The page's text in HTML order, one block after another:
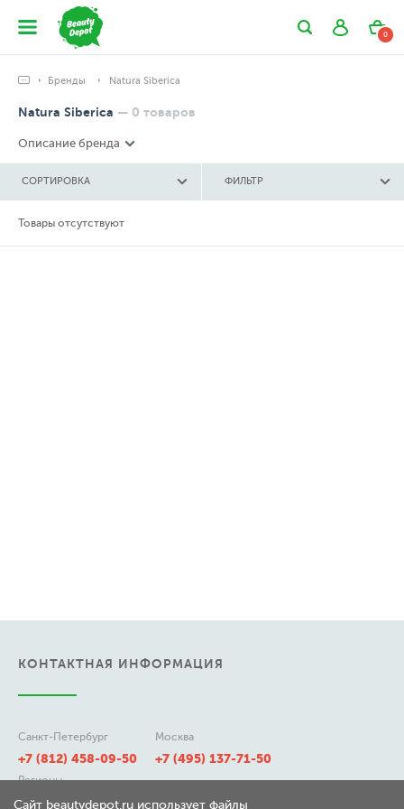
0
Бренды Natura Siberica
Natura Siberica — 0 товаров
Описание бренда
СОРТИРОВКА ФИЛЬТР
Товары отсутствуют
КОНТАКТНАЯ ИНФОРМАЦИЯ
Санкт-Петербург
+7 (812) 458-09-50
Москва
+7 (495) 137-71-50
Регионы
8 (800) 511-21-50
Сайт beautydepot.ru использует файлы